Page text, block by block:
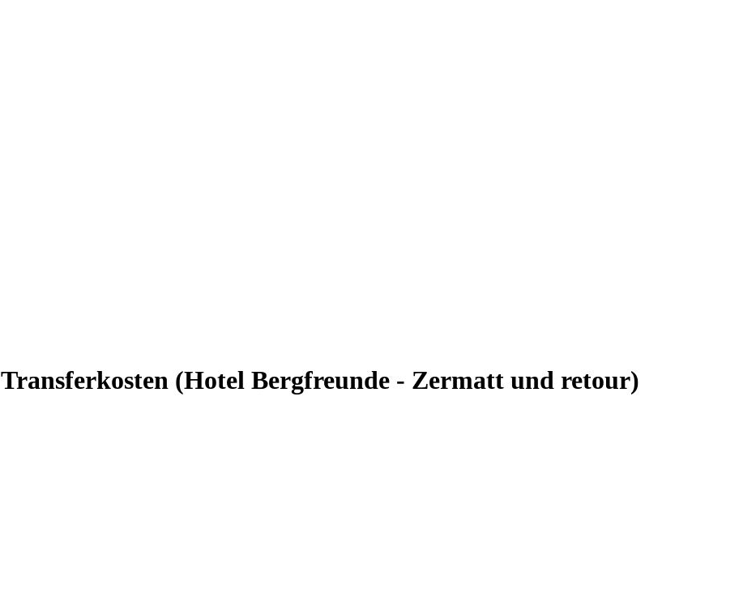
Transferkosten (Hotel Bergfreunde - Zermatt und retour)